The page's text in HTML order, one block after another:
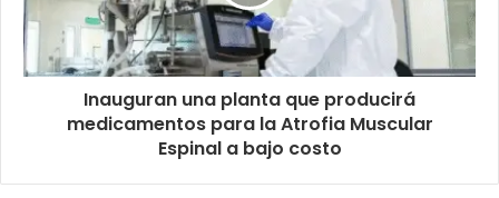
Inauguran una planta que producirá
medicamentos para la Atrofia Muscular
Espinal a bajo costo